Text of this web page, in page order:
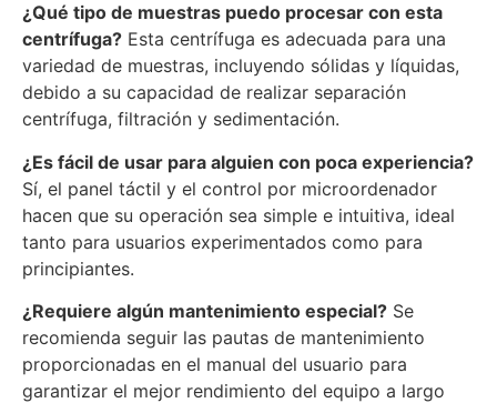
¿Qué tipo de muestras puedo procesar con esta
centrífuga? Esta centrífuga es adecuada para una
variedad de muestras, incluyendo sólidas y líquidas,
debido a su capacidad de realizar separación
centrífuga, filtración y sedimentación.
¿Es fácil de usar para alguien con poca experiencia?
Sí, el panel táctil y el control por microordenador
hacen que su operación sea simple e intuitiva, ideal
tanto para usuarios experimentados como para
principiantes.
¿Requiere algún mantenimiento especial? Se
recomienda seguir las pautas de mantenimiento
proporcionadas en el manual del usuario para
garantizar el mejor rendimiento del equipo a largo